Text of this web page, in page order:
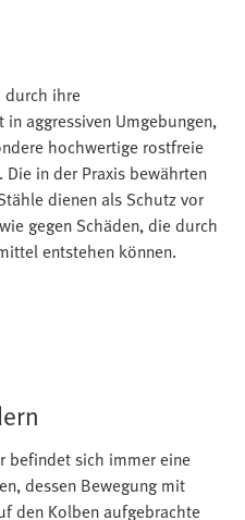
durch ihre
aggressiven Umgebungen,
hochwertige rostfreie
in der Praxis bewährten
dienen als Schutz vor
gegen Schäden, die durch
entstehen können.
befindet sich immer eine
dessen Bewegung mit
den Kolben aufgebrachte